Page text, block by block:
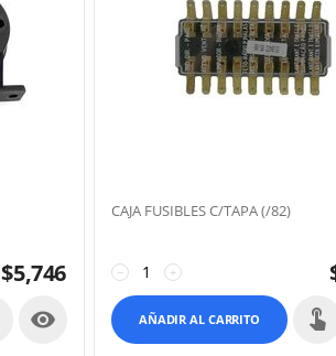
$5,746

CAJA FUSIBLES C/TAPA (/82)
+
−
AÑADIR AL CARRITO